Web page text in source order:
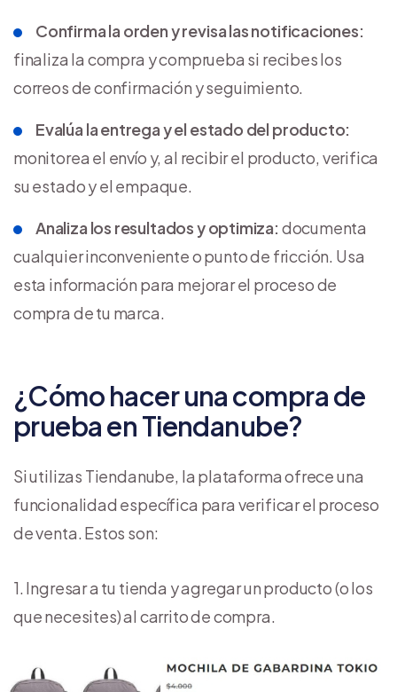
Confirma la orden y revisa las notificaciones:
finaliza la compra y comprueba si recibes los
correos de confirmación y seguimiento.
Evalúa la entrega y el estado del producto:
monitorea el envío y, al recibir el producto, verifica
su estado y el empaque.
Analiza los resultados y optimiza: documenta
cualquier inconveniente o punto de fricción. Usa
esta información para mejorar el proceso de
compra de tu marca.
¿Cómo hacer una compra de
prueba en Tiendanube?
Si utilizas Tiendanube, la plataforma ofrece una
funcionalidad específica para verificar el proceso
de venta. Estos son:
1. Ingresar a tu tienda y agregar un producto (o los
que necesites) al carrito de compra.